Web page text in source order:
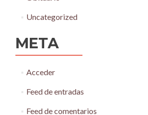
Uncategorized
META
Acceder
Feed de entradas
Feed de comentarios